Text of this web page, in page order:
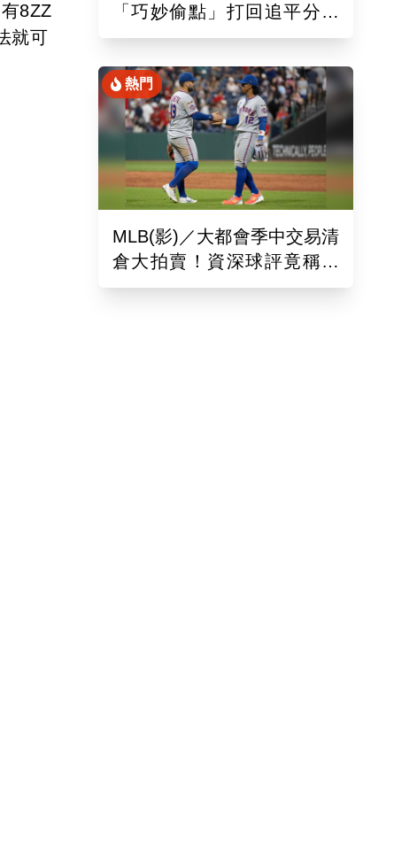
8ZZ
就可
「巧妙偷點」打回追平分助
隊以10比4大勝
熱門
MLB(影)／大都會季中交易清
倉大拍賣！資深球評竟稱送
出的球員都是「垃圾」